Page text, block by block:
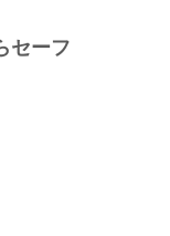
セーフ